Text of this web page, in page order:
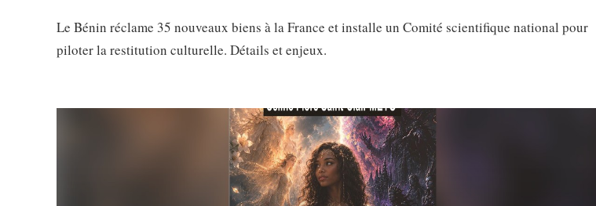
Le Bénin réclame 35 nouveaux biens à la France et installe un Comité scientifique national pour
piloter la restitution culturelle. Détails et enjeux.